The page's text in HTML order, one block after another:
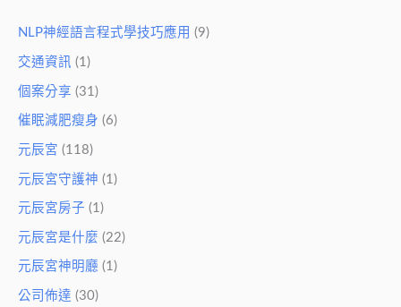
NLP神經語言程式學技巧應用 (9)
交通資訊 (1)
個案分享 (31)
催眠減肥瘦身 (6)
元辰宮 (118)
元辰宮守護神 (1)
元辰宮房子 (1)
元辰宮是什麼 (22)
元辰宮神明廳 (1)
公司佈達 (30)